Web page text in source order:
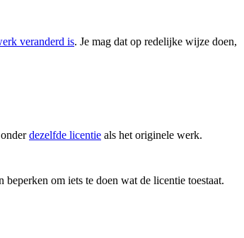
veranderd is. Je mag dat op redelijke wijze doen,
dezelfde licentie als het originele werk.
beperken om iets te doen wat de licentie toestaat.